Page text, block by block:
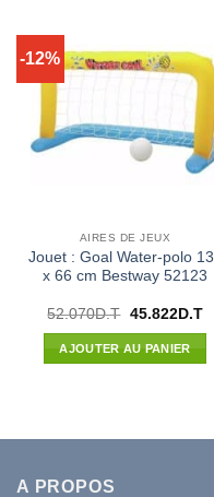
-12%
AIRES DE JEUX
Jouet : Goal Water-polo
x 66 cm Bestway 52123
52.070D.T Le
initial
était :
45.822D.TLe
AJOUTER AU PANIER
A PROPOS